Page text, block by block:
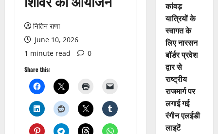
नितिन राणा
June 10, 2026
1 minute read
0
Share this:
कांवड़
यात्रियों के
स्वागत के
लिए नारसन
बॉर्डर प्रवेश
द्वार से
राष्ट्रीय
राजमार्ग पर
लगाई गई
रंगीन एलईडी
लाइटें